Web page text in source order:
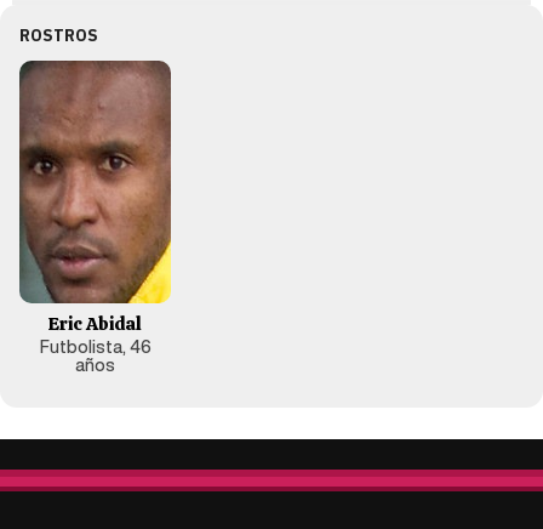
ROSTROS
Eric Abidal
Futbolista, 46
años